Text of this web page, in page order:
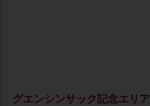
グエンシンサック記念エリア